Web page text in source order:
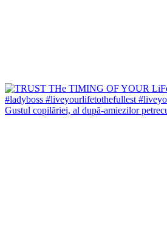
Gustul copilăriei, al după-amiezilor